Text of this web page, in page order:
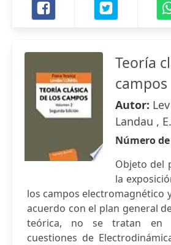
Teoría
campos
Autor:
Landau ,
Número
Objeto del
la
los campos electromagnético
acuerdo con el plan general
teórica, no se tratan en
cuestiones de